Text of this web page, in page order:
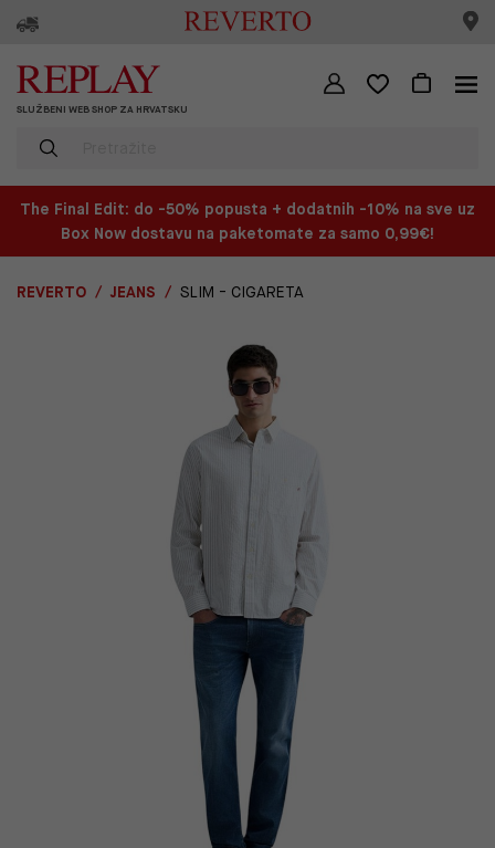
SLUŽBENI WEB SHOP ZA HRVATSKU
The Final Edit: do -50% popusta + dodatnih -10% na sve uz
Box Now dostavu na paketomate za samo 0,99€!
REVERTO JEANS SLIM - CIGARETA